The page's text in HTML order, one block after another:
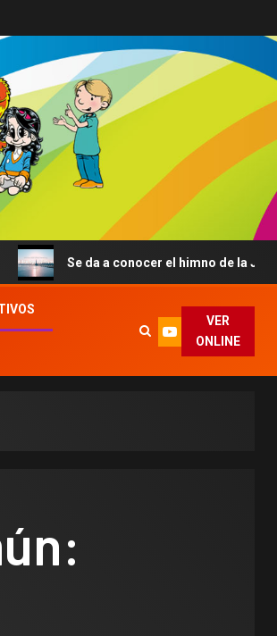
Se da a conocer el himno de la JMJ de Seúl:
VER
ONLINE